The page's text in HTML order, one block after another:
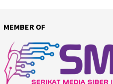
MEMBER OF